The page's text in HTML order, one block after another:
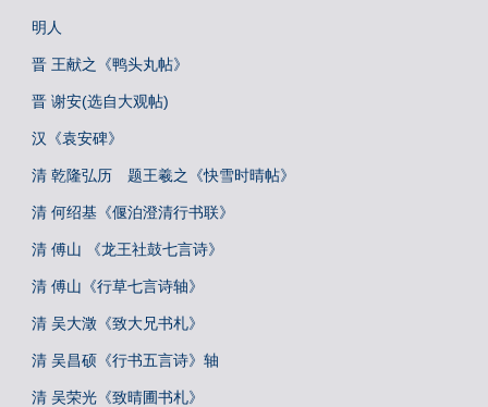
明人
晋 王献之《鸭头丸帖》
晋 谢安(选自大观帖)
汉《袁安碑》
清 乾隆弘历 题王羲之《快雪时晴帖》
清 何绍基《偃泊澄清行书联》
清 傅山 《龙王社鼓七言诗》
清 傅山《行草七言诗轴》
清 吴大澂《致大兄书札》
清 吴昌硕《行书五言诗》轴
清 吴荣光《致晴圃书札》